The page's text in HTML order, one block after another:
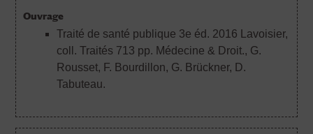
Ouvrage
Traité de santé publique 3e éd. 2016 Lavoisier,
coll. Traités 713 pp. Médecine & Droit., G.
Rousset, F. Bourdillon, G. Brückner, D.
Tabuteau.